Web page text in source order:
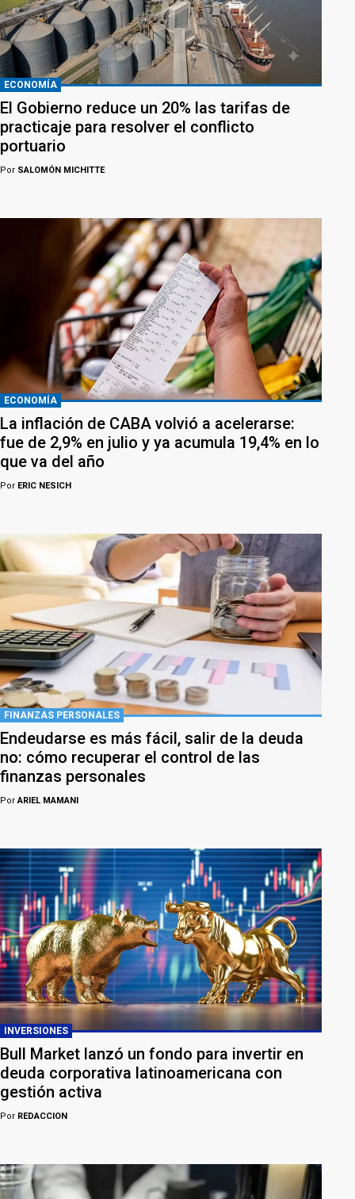
ECONOMÍA
El Gobierno reduce un 20% las tarifas de
practicaje para resolver el conflicto
portuario
Por SALOMÓN MICHITTE
ECONOMÍA
La inflación de CABA volvió a acelerarse:
fue de 2,9% en julio y ya acumula 19,4% en lo
que va del año
Por ERIC NESICH
FINANZAS PERSONALES
Endeudarse es más fácil, salir de la deuda
no: cómo recuperar el control de las
finanzas personales
PorARIEL MAMANI
INVERSIONES
Bull Market lanzó un fondo para invertir en
deuda corporativa latinoamericana con
gestión activa
Por REDACCION